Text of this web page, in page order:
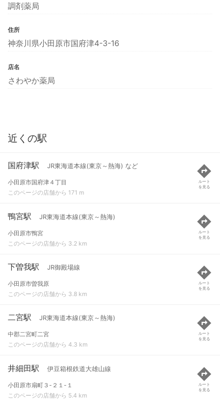
調剤薬局
住所
神奈川県小田原市国府津4-3-16
店名
さわやか薬局
近くの駅
国府津駅 JR東海道本線(東京～熱海) など
小田原市国府津４丁目
このページの店舗から 171 m
ルート
を見る
鴨宮駅 JR東海道本線(東京～熱海)
小田原市鴨宮
このページの店舗から 3.2 km
ルート
を見る
下曽我駅 JR御殿場線
小田原市曽我原
このページの店舗から 3.8 km
ルート
を見る
二宮駅 JR東海道本線(東京～熱海)
中郡二宮町二宮
このページの店舗から 4.3 km
ルート
を見る
井細田駅 伊豆箱根鉄道大雄山線
小田原市扇町３-２１-１
このページの店舗から 5.4 km
ルート
を見る